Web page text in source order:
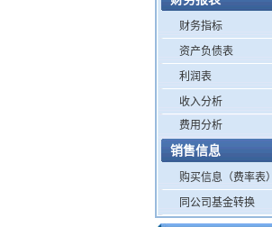
财务指标
资产负债表
利润表
收入分析
费用分析
销售信息
购买信息（费率表）
同公司基金转换